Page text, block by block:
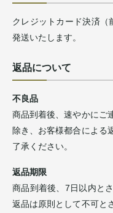
クレジットカード決済（
発送いたします。
返品について
不良品
商品到着後、速やかにご
除き、お客様都合による
了承ください。
返品期限
商品到着後、7日以内と
返品は原則として不可と